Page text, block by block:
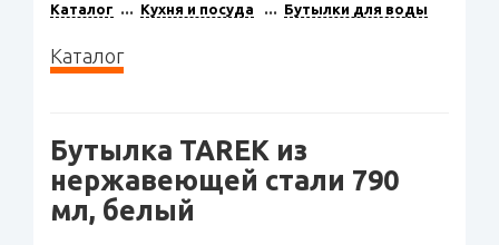
Каталог Кухня и посуда Бутылки для воды
Каталог
Бутылка TAREK из
нержавеющей стали 790
мл, белый